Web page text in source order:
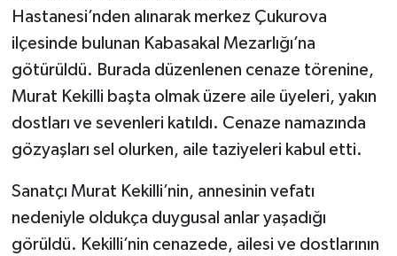
Hastanesi’nden alınarak merkez Çukurova
ilçesinde bulunan Kabasakal Mezarlığı’na
götürüldü. Burada düzenlenen cenaze törenine,
Murat Kekilli başta olmak üzere aile üyeleri, yakın
dostları ve sevenleri katıldı. Cenaze namazında
gözyaşları sel olurken, aile taziyeleri kabul etti.
Sanatçı Murat Kekilli’nin, annesinin vefatı
nedeniyle oldukça duygusal anlar yaşadığı
görüldü. Kekilli’nin cenazede, ailesi ve dostlarının